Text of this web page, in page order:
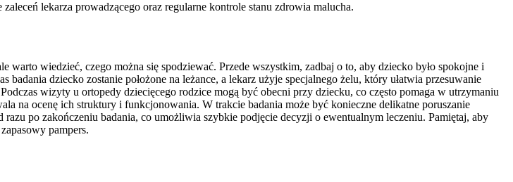
lekarza prowadzącego oraz regularne kontrole stanu zdrowia malucha.
wiedzieć, czego można się spodziewać. Przede wszystkim, zadbaj o to, aby dziecko było spokojne i
dziecko zostanie położone na leżance, a lekarz użyje specjalnego żelu, który ułatwia przesuwanie
wizyty u ortopedy dziecięcego rodzice mogą być obecni przy dziecku, co często pomaga w utrzymaniu
na ocenę ich struktury i funkcjonowania. W trakcie badania może być konieczne delikatne poruszanie
po zakończeniu badania, co umożliwia szybkie podjęcie decyzji o ewentualnym leczeniu. Pamiętaj, aby
pampers.